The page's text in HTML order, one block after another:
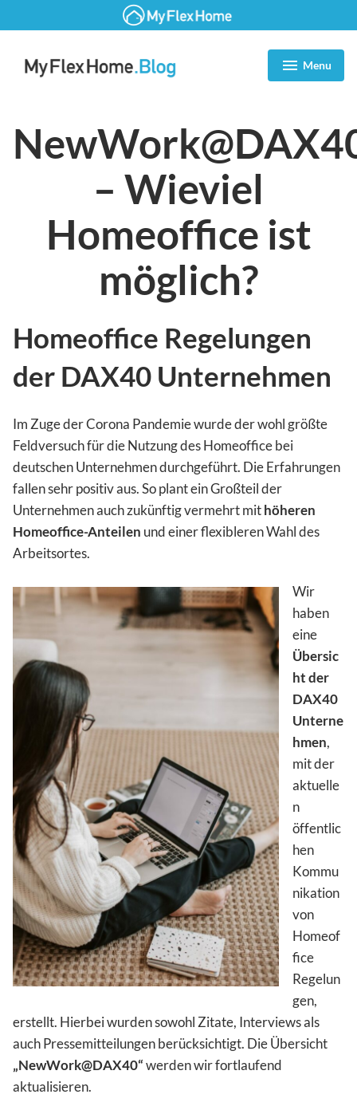
Zum
Inhalt
springen
Menu
expanded
collapsed
– Wieviel
Homeoffice ist
möglich?
Homeoffice Regelungen
der DAX40 Unternehmen
Im Zuge der Corona Pandemie wurde der wohl größte
Feldversuch für die Nutzung des Homeoffice bei
deutschen Unternehmen durchgeführt. Die Erfahrungen
fallen sehr positiv aus. So plant ein Großteil der
Unternehmen auch zukünftig vermehrt mithöheren
Homeoffice-Anteilen und einer flexibleren Wahl des
Arbeitsortes.
Wir
haben
eine
Übersic
ht der
DAX40
Unterne
hmen,
mit der
aktuelle
n
öffentlic
hen
Kommu
nikation
von
Homeof
fice
Regelun
gen,
erstellt. Hierbei wurden sowohl Zitate, Interviews als
auch Pressemitteilungen berücksichtigt. Die Übersicht
„NewWork@DAX40“werden wir fortlaufend
aktualisieren.